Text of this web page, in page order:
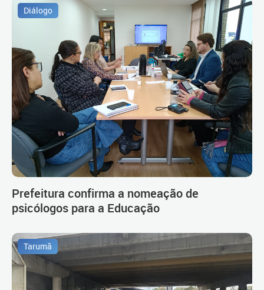
Diálogo
Prefeitura confirma a nomeação de
psicólogos para a Educação
Tarumã